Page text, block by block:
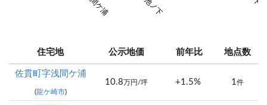
住宅地 公示地価 前年比 地点数
佐貫町字浅間ケ浦
(龍ケ崎市)
10.8 万円/坪 +1.5% 1件